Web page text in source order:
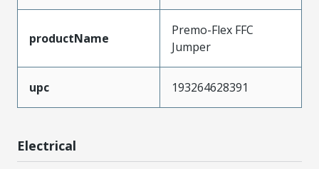
productName
Premo-Flex FFC
Jumper
upc 193264628391
Electrical